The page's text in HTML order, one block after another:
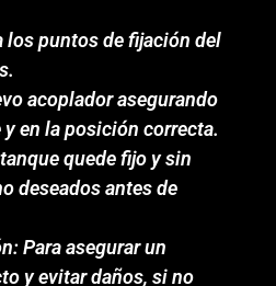
los puntos de fijación del
acoplador asegurando
en la posición correcta.
quede fijo y sin
deseados antes de
Para asegurar un
y evitar daños, si no